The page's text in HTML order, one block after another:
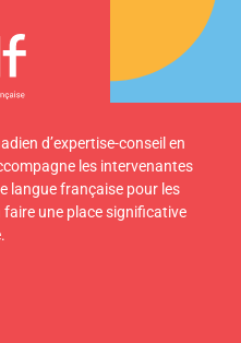
d’expertise-conseil en
les intervenantes
langue française pour les
faire une place significative